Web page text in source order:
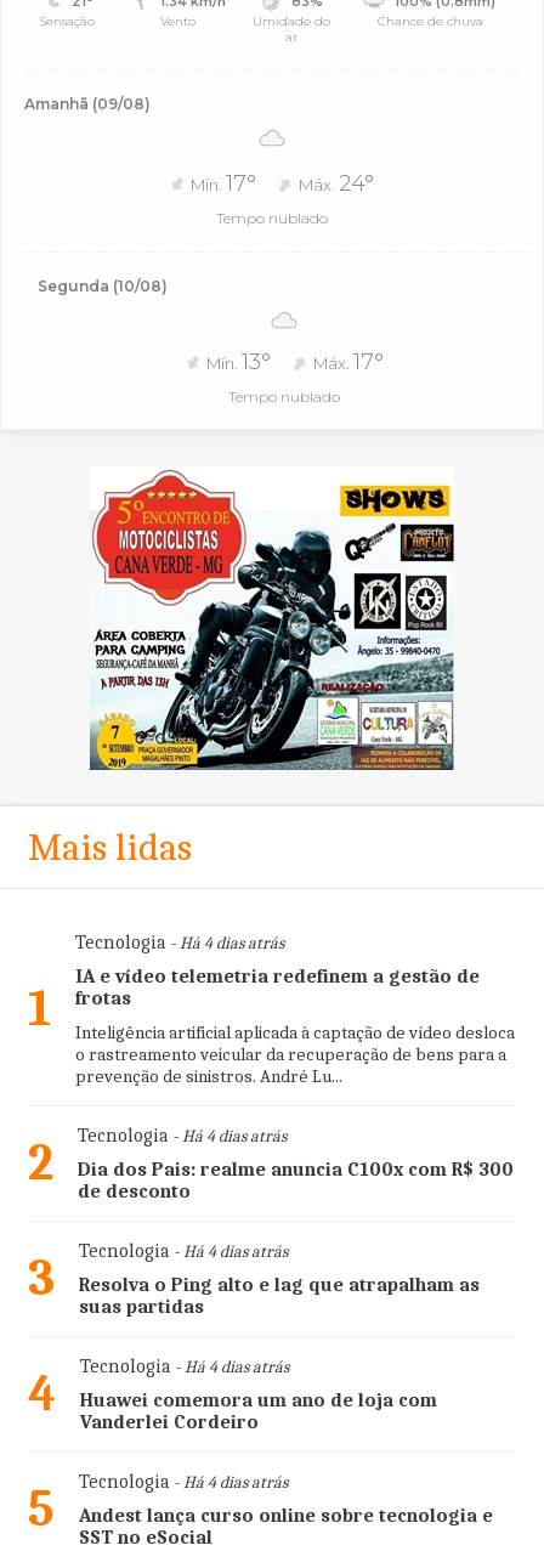
Sensação Vento
Umidade do
ar
Chance de chuva
Amanhã (09/08)
Mín. 17° Máx. 24°
Tempo nublado
Segunda (10/08)
Mín. 13° Máx. 17°
Tempo nublado
Mais lidas
1
Tecnologia- Há 4 dias atrás
IA e vídeo telemetria redefinem a gestão de
frotas
Inteligência artificial aplicada à captação de vídeo desloca
o rastreamento veicular da recuperação de bens para a
prevenção de sinistros. André Lu...
2 Tecnologia- Há 4 dias atrás
Dia dos Pais: realme anuncia C100x com R$ 300
de desconto
3 Tecnologia- Há 4 dias atrás
Resolva o Ping alto e lag que atrapalham as
suas partidas
4 Tecnologia- Há 4 dias atrás
Huawei comemora um ano de loja com
Vanderlei Cordeiro
5 Tecnologia- Há 4 dias atrás
Andest lança curso online sobre tecnologia e
SST no eSocial